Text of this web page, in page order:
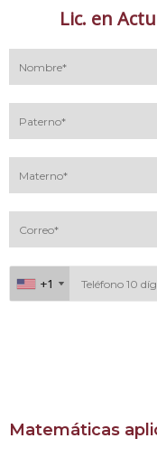
Lic. en
+1
+1
Matemáticas